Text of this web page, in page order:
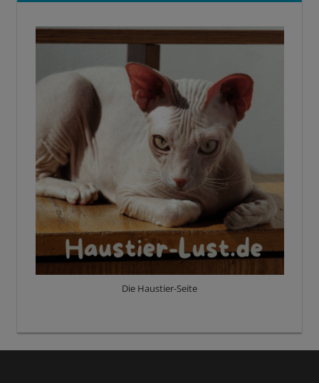
Die Haustier-Seite